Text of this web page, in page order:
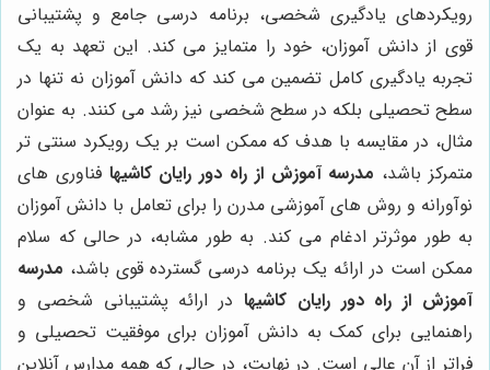
رویکردهای یادگیری شخصی، برنامه درسی جامع و پشتیبانی
قوی از دانش آموزان، خود را متمایز می کند. این تعهد به یک
تجربه یادگیری کامل تضمین می کند که دانش آموزان نه تنها در
سطح تحصیلی بلکه در سطح شخصی نیز رشد می کنند. به عنوان
مثال، در مقایسه با هدف که ممکن است بر یک رویکرد سنتی تر
متمرکز باشد، مدرسه آموزش از راه دور رایان کاشیها فناوری های
نوآورانه و روش های آموزشی مدرن را برای تعامل با دانش آموزان
به طور موثرتر ادغام می کند. به طور مشابه، در حالی که سلام
ممکن است در ارائه یک برنامه درسی گسترده قوی باشد، مدرسه
آموزش از راه دور رایان کاشیها در ارائه پشتیبانی شخصی و
راهنمایی برای کمک به دانش آموزان برای موفقیت تحصیلی و
فراتر از آن عالی است. در نهایت، در حالی که همه مدارس آنلاین